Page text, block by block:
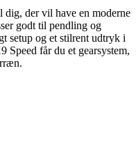
der vil have en moderne
godt til pendling og
setup og et stilrent udtryk i
får du et gearsystem,